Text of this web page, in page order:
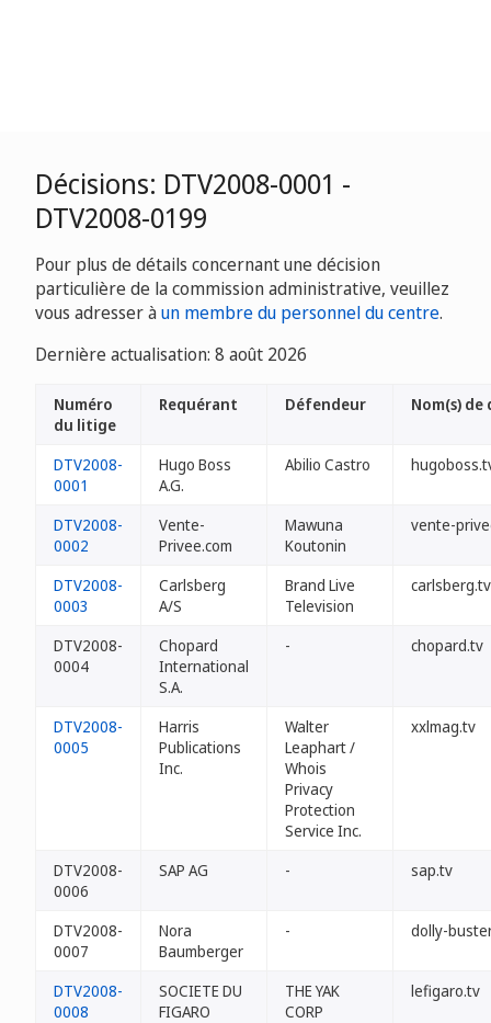
Décisions: DTV2008-0001 -
DTV2008-0199
Pour plus de détails concernant une décision
particulière de la commission administrative, veuillez
vous adresser àun membre du personnel du centre.
Dernière actualisation: 8 août 2026
Numéro
du litige
Requérant Défendeur Nom(s) de
DTV2008-
0001
Hugo Boss
A.G.
Abilio Castro
DTV2008-
0002
Vente-
Privee.com
Mawuna
Koutonin
vente-
DTV2008-
0003
Carlsberg
A/S
Brand Live
Television
carlsberg.tv
DTV2008-
0004
Chopard
International
S.A.
- chopard.tv
DTV2008-
0005
Harris
Publications
Inc.
Walter
Leaphart /
Whois
Privacy
Protection
Service Inc.
xxlmag.tv
DTV2008-
0006
SAP AG - sap.tv
DTV2008-
0007
Nora
Baumberger
- dolly-
DTV2008-
0008
SOCIETE DU
FIGARO
THE YAK
CORP
lefigaro.tv